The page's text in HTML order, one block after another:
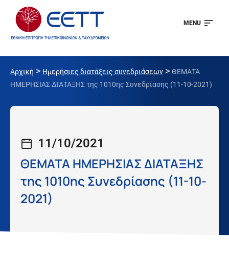
MENU
Αρχική > Ημερήσιες διατάξεις συνεδριάσεων > ΘΕΜΑΤΑ
ΗΜΕΡΗΣΙΑΣ ΔΙΑΤΑΞΗΣ της 1010ης Συνεδρίασης (11-10-2021)
11/10/2021
ΘΕΜΑΤΑ ΗΜΕΡΗΣΙΑΣ ΔΙΑΤΑΞΗΣ
της 1010ης Συνεδρίασης (11-10-
2021)